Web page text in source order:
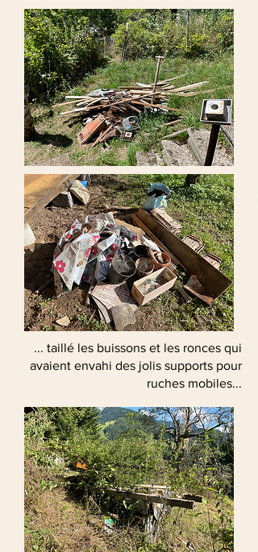
... taillé les buissons et les ronces qui
avaient envahi des jolis supports pour
ruches mobiles...